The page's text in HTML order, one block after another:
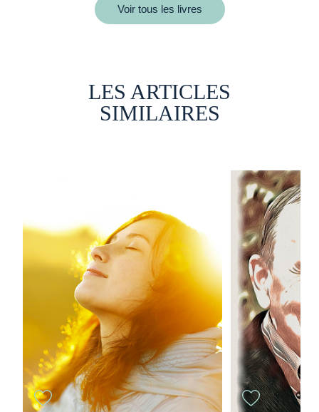
Voir tous les livres
LES ARTICLES
SIMILAIRES